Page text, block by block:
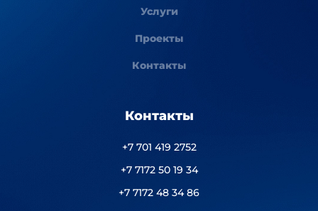
Услуги
Проекты
Контакты
Контакты
+7 701 419 2752
+7 7172 50 19 34
+7 7172 48 34 86